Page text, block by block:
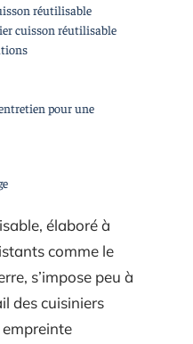
réutilisable
cuisson réutilisable
pour une
élaboré à
comme le
s’impose peu à
des cuisiniers